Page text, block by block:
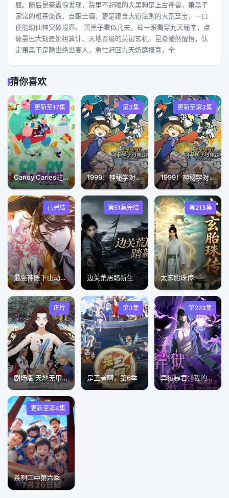
屈。随后昆豪震惊发现，院里不起眼的大黑狗是上古神兽，萧黑子
家常的粗茶淡饭、自酿土酒，更是蕴含大道法则的大荒至宝，一口
便能助仙神突破境界。 萧黑子看似凡夫，却一眼看穿九天秘辛，点
破曼巴大劫是奶祖算计、天地晋级的关键玄机。昆豪幡然醒悟，认
定萧黑子是隐世绝世高人，急忙赶回九天奶庭报喜，全
猜你喜欢
更新至17集
Candy Caries蛀在糖糖里
第3集
1999！神秘学对策部(中配版)
更新至第3集
1999！神秘学对策部国语版
已完结
最强神医下山动态漫画
第51集完结
边关荒居踏新生
第213集
太玄胎珠传
正片
剧场版 天地无用！in LOVE2：遥远的思念
第3集
​是王者啊，第6季​
第223集
异狱暴君：我的影子能无限进化
更新至第4集
茶啊二中第六季